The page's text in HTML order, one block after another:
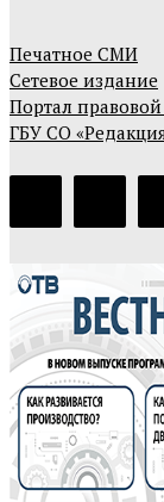
Печатное СМИ
Сетевое издание
Портал
ГБУ СО